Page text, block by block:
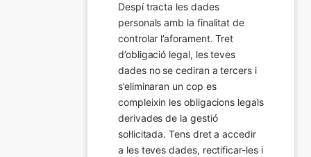
Despí tracta les dades
personals amb la finalitat de
controlar l’aforament. Tret
d’obligació legal, les teves
dades no se cediran a tercers i
s’eliminaran un cop es
compleixin les obligacions legals
derivades de la gestió
sol·licitada. Tens dret a accedir
a les teves dades, rectificar-les i